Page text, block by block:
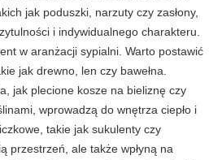
jak poduszki, narzuty czy zasłony,
i indywidualnego charakteru.
w aranżacji sypialni. Warto postawić
jak drewno, len czy bawełna.
jak plecione kosze na bieliznę czy
wprowadzą do wnętrza ciepło i
takie jak sukulenty czy
przestrzeń, ale także wpłyną na